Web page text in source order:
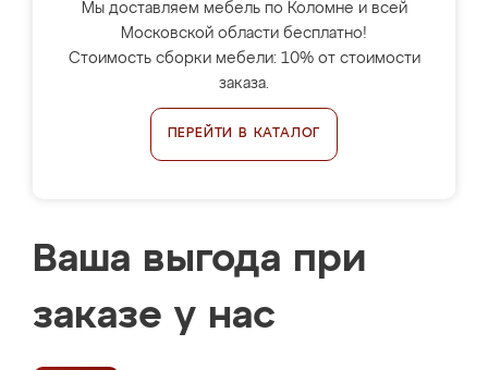
Мы доставляем мебель по Коломне и всей
Московской области бесплатно!
Стоимость сборки мебели: 10% от стоимости
заказа.
ПЕРЕЙТИ В КАТАЛОГ
Ваша выгода при
заказе у нас